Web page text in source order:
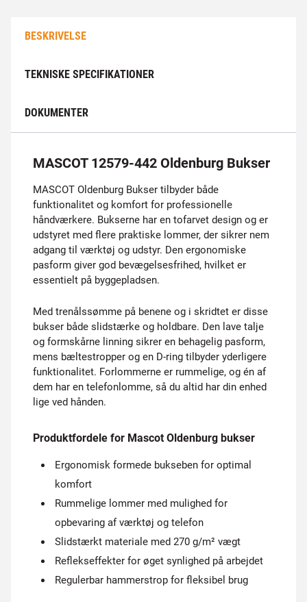
BESKRIVELSE
TEKNISKE SPECIFIKATIONER
DOKUMENTER
MASCOT 12579-442 Oldenburg Bukser
MASCOT Oldenburg Bukser tilbyder både
funktionalitet og komfort for professionelle
håndværkere. Bukserne har en tofarvet design og er
udstyret med flere praktiske lommer, der sikrer nem
adgang til værktøj og udstyr. Den ergonomiske
pasform giver god bevægelsesfrihed, hvilket er
essentielt på byggepladsen.
Med trenålssømme på benene og i skridtet er disse
bukser både slidstærke og holdbare. Den lave talje
og formskårne linning sikrer en behagelig pasform,
mens bæltestropper og en D-ring tilbyder yderligere
funktionalitet. Forlommerne er rummelige, og én af
dem har en telefonlomme, så du altid har din enhed
lige ved hånden.
Produktfordele for Mascot Oldenburg bukser
Ergonomisk formede bukseben for optimal
komfort
Rummelige lommer med mulighed for
opbevaring af værktøj og telefon
Slidstærkt materiale med 270 g/m² vægt
Reflekseffekter for øget synlighed på arbejdet
Regulerbar hammerstrop for fleksibel brug